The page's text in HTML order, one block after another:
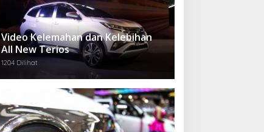
Video Kelemahan dan Kelebihan
All New Terios
1204 Dilihat